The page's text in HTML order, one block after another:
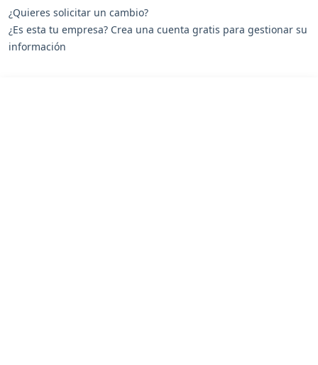
¿Quieres solicitar un cambio?
¿Es esta tu empresa? Crea una cuenta gratis para gestionar su
información